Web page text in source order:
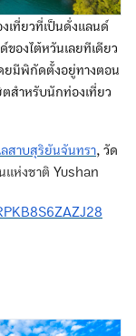
เที่ยวที่เป็นดั่งแลนด์
ของไต้หวันเลยทีเดียว
ยมีพิกัดตั้งอยู่ทางตอน
สำหรับนักท่องเที่ยว
สาบสุริยันจันทรา, วัด
ห่งชาติ Yushan